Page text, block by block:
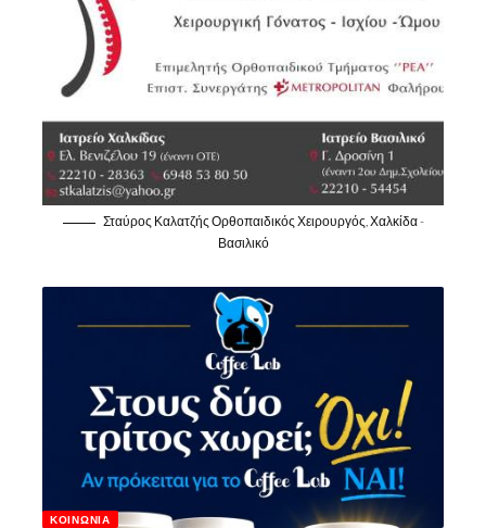
Σταύρος Καλατζής Ορθοπαιδικός Χειρουργός, Χαλκίδα -
Βασιλικό
ΚΟΙΝΩΝΊΑ